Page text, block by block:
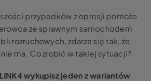
przypadków z opresji pomoże
ze sprawnym samochodem
rozruchowych, zdarza się tak, że
ma. Co zrobić w takiej sytuacji?
wykupisz jeden z wariantów